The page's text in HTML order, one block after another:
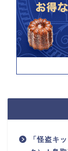
「怪盗キ